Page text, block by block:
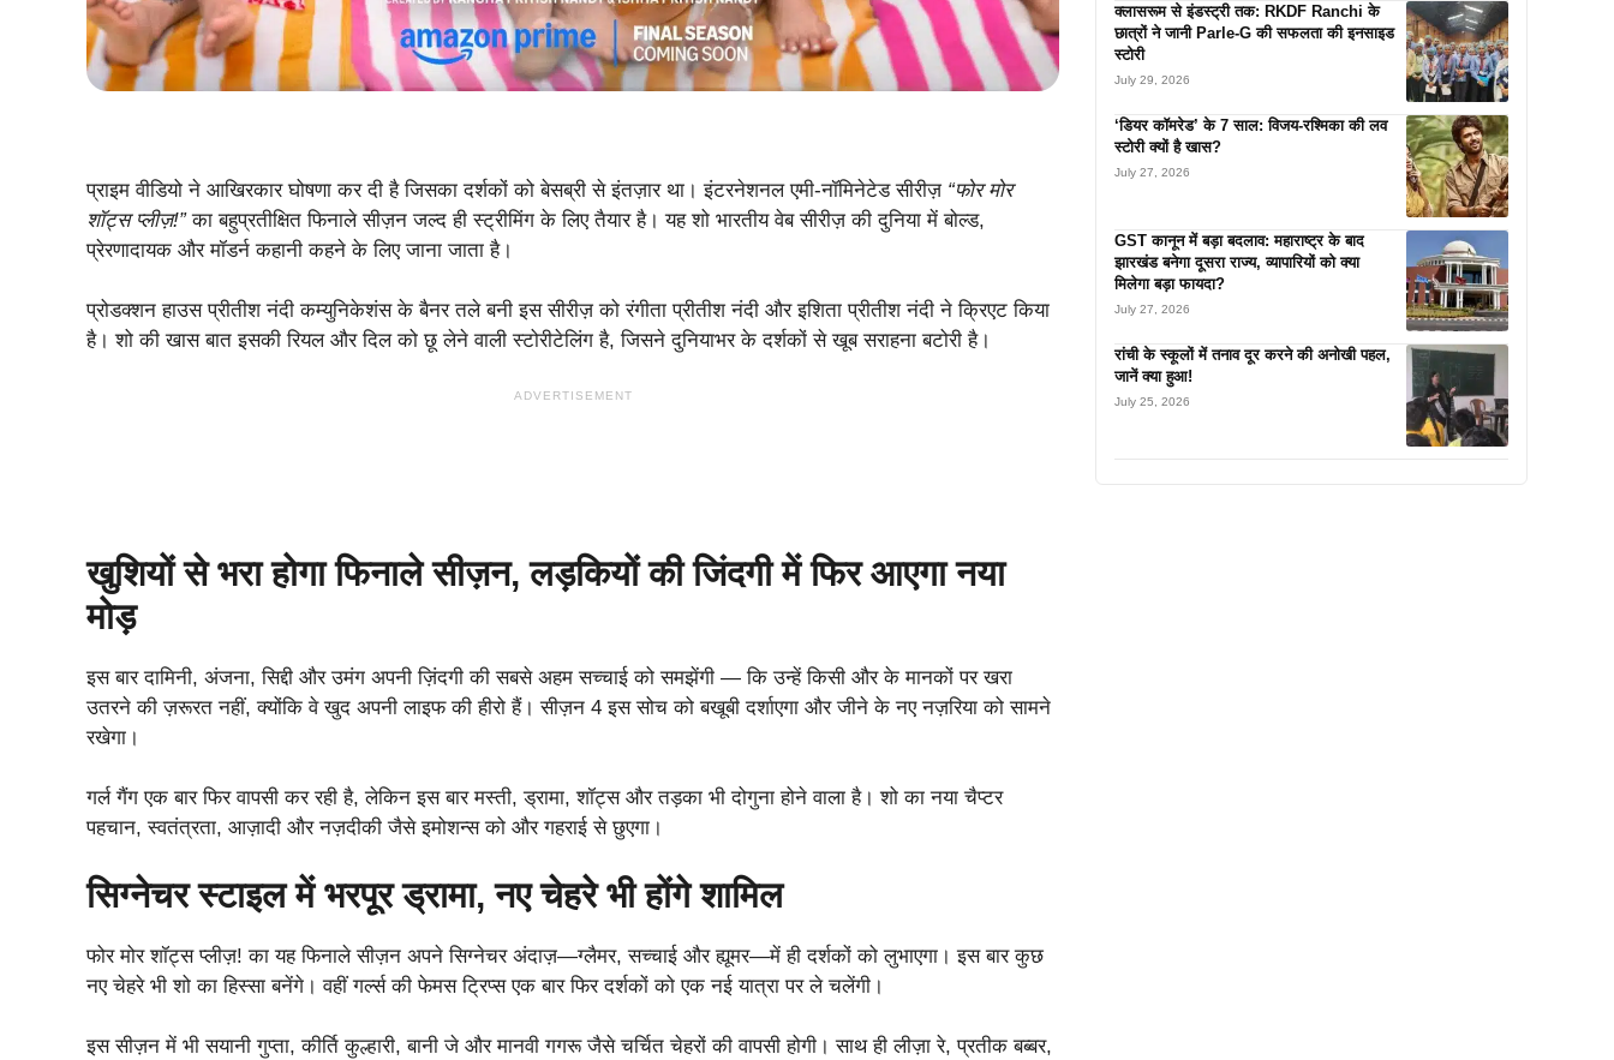
प्राइम वीडियो ने आखिरकार घोषणा कर दी है जिसका दर्शकों को बेसब्री से इंतज़ार था। इंटरनेशनल एमी-नॉमिनेटेड सीरीज़ “फोर मोर
शॉट्स प्लीज़!”का बहुप्रतीक्षित फिनाले सीज़न जल्द ही स्ट्रीमिंग के लिए तैयार है। यह शो भारतीय वेब सीरीज़ की दुनिया में बोल्ड,
प्रेरणादायक और मॉडर्न कहानी कहने के लिए जाना जाता है।
प्रोडक्शन हाउस प्रीतीश नंदी कम्युनिकेशंस के बैनर तले बनी इस सीरीज़ को रंगीता प्रीतीश नंदी और इशिता प्रीतीश नंदी ने क्रिएट किया
है। शो की खास बात इसकी रियल और दिल को छू लेने वाली स्टोरीटेलिंग है, जिसने दुनियाभर के दर्शकों से खूब सराहना बटोरी है।
ADVERTISEMENT
खुशियों से भरा होगा फिनाले सीज़न, लड़कियों की जिंदगी में फिर आएगा नया
मोड़
इस बार दामिनी, अंजना, सिद्दी और उमंग अपनी ज़िंदगी की सबसे अहम सच्चाई को समझेंगी — कि उन्हें किसी और के मानकों पर खरा
उतरने की ज़रूरत नहीं, क्योंकि वे खुद अपनी लाइफ की हीरो हैं। सीज़न 4 इस सोच को बखूबी दर्शाएगा और जीने के नए नज़रिया को सामने
रखेगा।
गर्ल गैंग एक बार फिर वापसी कर रही है, लेकिन इस बार मस्ती, ड्रामा, शॉट्स और तड़का भी दोगुना होने वाला है। शो का नया चैप्टर
पहचान, स्वतंत्रता, आज़ादी और नज़दीकी जैसे इमोशन्स को और गहराई से छुएगा।
सिग्नेचर स्टाइल में भरपूर ड्रामा, नए चेहरे भी होंगे शामिल
फोर मोर शॉट्स प्लीज़! का यह फिनाले सीज़न अपने सिग्नेचर अंदाज़—ग्लैमर, सच्चाई और ह्यूमर—में ही दर्शकों को लुभाएगा। इस बार कुछ
नए चेहरे भी शो का हिस्सा बनेंगे। वहीं गर्ल्स की फेमस ट्रिप्स एक बार फिर दर्शकों को एक नई यात्रा पर ले चलेंगी।
इस सीज़न में भी सयानी गुप्ता, कीर्ति कुल्हारी, बानी जे और मानवी गगरू जैसे चर्चित चेहरों की वापसी होगी। साथ ही लीज़ा रे, प्रतीक बब्बर,
क्लासरूम से इंडस्ट्री तक: RKDF Ranchi के
छात्रों ने जानी Parle-G की सफलता की इनसाइड
स्टोरी
July 29, 2026
‘डियर कॉमरेड’ के 7 साल: विजय-रश्मिका की लव
स्टोरी क्यों है खास?
July 27, 2026
GST कानून में बड़ा बदलाव: महाराष्ट्र के बाद
झारखंड बनेगा दूसरा राज्य, व्यापारियों को क्या
मिलेगा बड़ा फायदा?
July 27, 2026
रांची के स्कूलों में तनाव दूर करने की अनोखी पहल,
जानें क्या हुआ!
July 25, 2026